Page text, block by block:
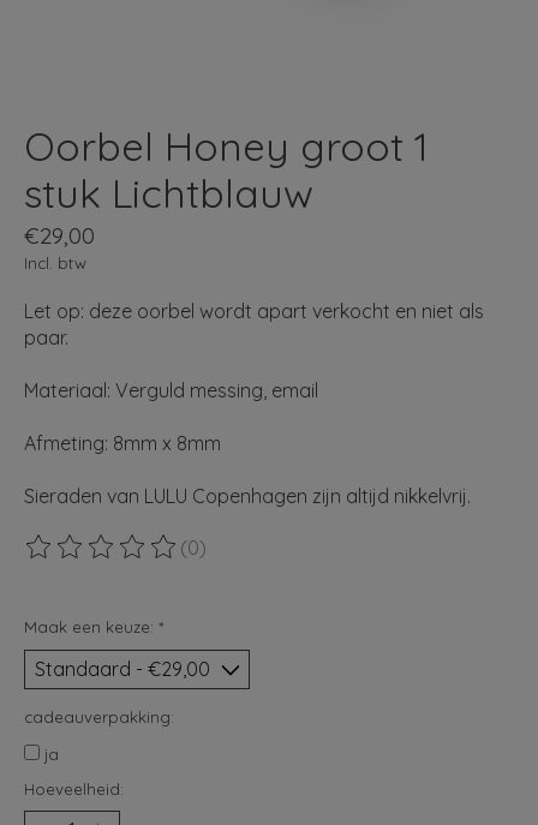
Oorbel Honey groot 1
stuk Lichtblauw
€29,00
Incl. btw
Let op: deze oorbel wordt apart verkocht en niet als
paar.
Materiaal: Verguld messing, email
Afmeting: 8mm x 8mm
Sieraden van LULU Copenhagen zijn altijd nikkelvrij.
De beoordeling van dit product is
(0)
Maak een keuze: *
cadeauverpakking:
ja
Hoeveelheid: